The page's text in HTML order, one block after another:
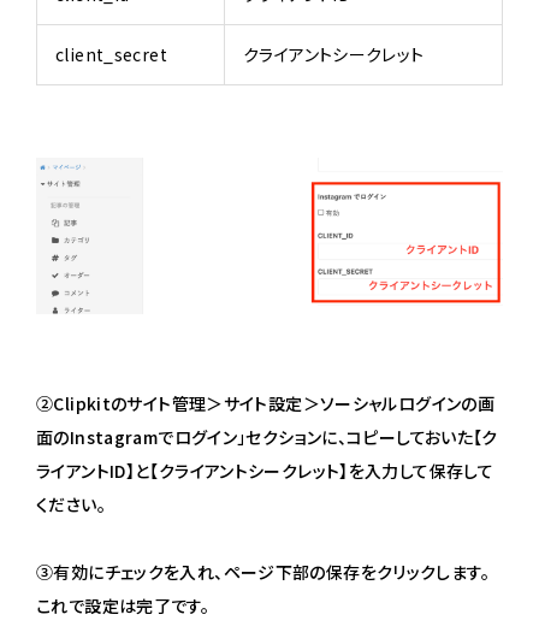
client_secret クライアントシークレット
②Clipkitのサイト管理＞サイト設定＞ソーシャルログインの画
面のInstagramでログイン」セクションに、コピーしておいた【ク
ライアントID】と【クライアントシークレット】を入力して保存して
ください。
③有効にチェックを入れ、ページ下部の保存をクリックします。
これで設定は完了です。